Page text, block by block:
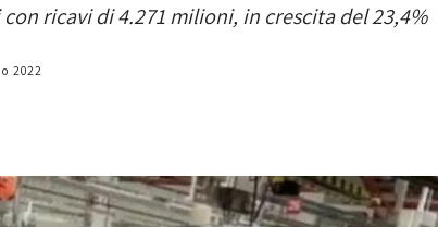
ricavi di 4.271 milioni, in crescita del 23,4%
2022